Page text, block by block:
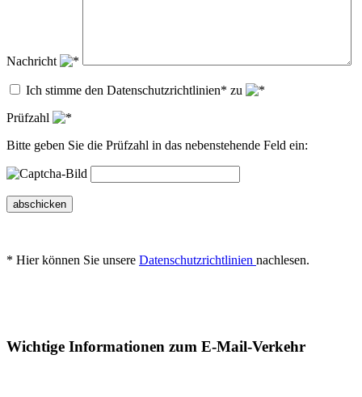
Nachricht
Ich stimme den Datenschutzrichtlinien* zu
Prüfzahl
Bitte geben Sie die Prüfzahl in das nebenstehende Feld ein:
abschicken
* Hier können Sie unsere Datenschutzrichtlinien nachlesen.
Wichtige Informationen zum E-Mail-Verkehr